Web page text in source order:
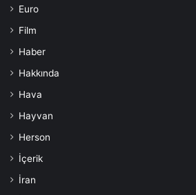
Euro
Film
Haber
Hakkında
Hava
Hayvan
Herson
İçerik
İran